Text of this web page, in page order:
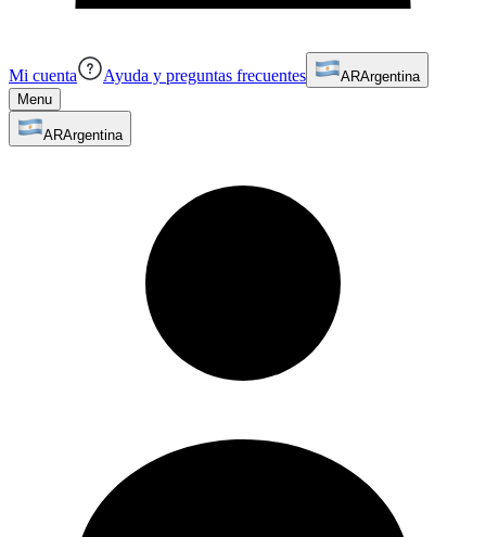
Mi cuenta Ayuda y preguntas frecuentes ARArgentina
Menu
ARArgentina